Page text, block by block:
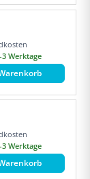
Werktage
Werktage